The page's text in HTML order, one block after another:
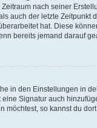
nach seiner
auch der letzte
hat. Diese
bereits jemand darauf
in den Einstellungen in
Signatur auch
so kannst du